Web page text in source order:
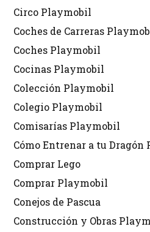
Circo Playmobil
Coches de Carreras
Coches Playmobil
Cocinas Playmobil
Colección Playmobil
Colegio Playmobil
Comisarías Playmobil
Cómo Entrenar a tu Dragón
Comprar Lego
Comprar Playmobil
Conejos de Pascua
Construcción y Obras